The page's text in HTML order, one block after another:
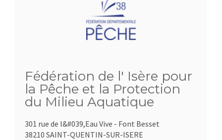
Fédération de l' Isère pour
la Pêche et la Protection
du Milieu Aquatique
301 rue de l&#039,Eau Vive - Font Besset
38210 SAINT-QUENTIN-SUR-ISERE